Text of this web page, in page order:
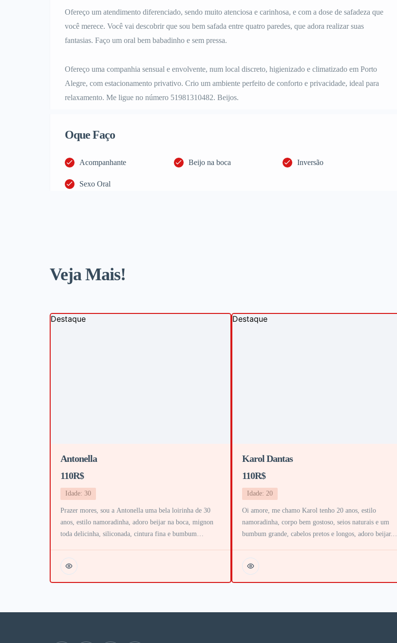
Ofereço um atendimento diferenciado, sendo muito atenciosa e carinhosa, e com a dose de safadeza que
você merece. Você vai descobrir que sou bem safada entre quatro paredes, que adora realizar suas
fantasias. Faço um oral bem babadinho e sem pressa.
Ofereço uma companhia sensual e envolvente, num local discreto, higienizado e climatizado em Porto
Alegre, com estacionamento privativo. Crio um ambiente perfeito de conforto e privacidade, ideal para
relaxamento. Me ligue no número 51981310482. Beijos.
Oque Faço
Acompanhante Beijo na boca Inversão
Sexo Oral
Veja Mais!
Destaque
Antonella
110R$
Idade: 30
Prazer mores, sou a Antonella uma bela loirinha de 30
anos, estilo namoradinha, adoro beijar na boca, mignon
toda delicinha, siliconada, cintura fina e bumbum
dar leitinho na garganta, faço 69, chuva dourada, inversão
e muito mais, bucetinha bem lisinha adoro que me chupe,
tenho […]
Destaque
Karol Dantas
110R$
Idade: 20
Oi amore, me chamo Karol tenho 20 anos, estilo
namoradinha, corpo bem gostoso, seios naturais e um
bumbum grande, cabelos pretos e longos, adoro beijar.
bem babadinho até o final, bucetinha rosinha e muito
cheirosa, faço 69, chuva dourada e anal bem gostoso, sou
uma […]